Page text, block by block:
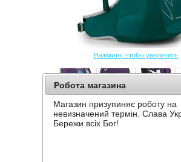
Нажмите, чтобы увеличить
РЮКЗАК OSPREY TEMPEST
Робота магазина
Магазин призупиняє роботу на
невизначений термін. Слава
Бережи всіх Бог!